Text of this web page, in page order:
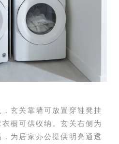
玄关靠墙可放置穿鞋凳挂
橱可供收纳。玄关右侧为
为居家办公提供明亮通透